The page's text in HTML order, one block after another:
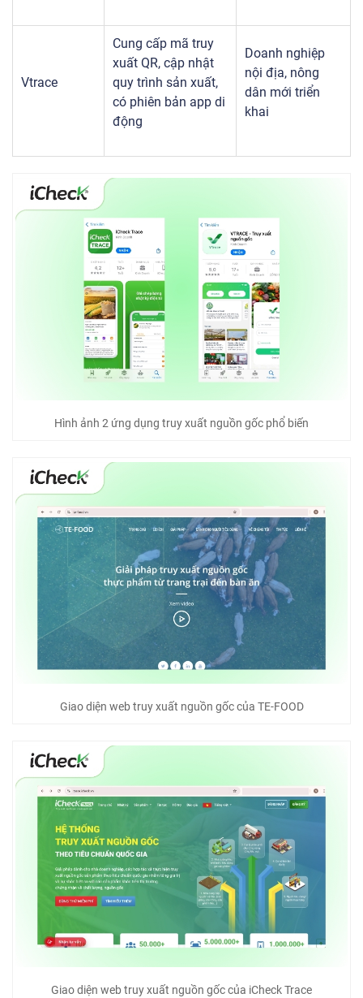
Vtrace
Cung cấp mã truy
xuất QR, cập nhật
quy trình sản xuất,
có phiên bản app di
động
Doanh nghiệp
nội địa, nông
dân mới triển
khai
Hình ảnh 2 ứng dụng truy xuất nguồn gốc phổ biến
Giao diện web truy xuất nguồn gốc của TE-FOOD
Giao diện web truy xuất nguồn gốc của iCheck Trace